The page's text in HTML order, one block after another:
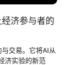
济参与者的
交易。它将AI从
济实验的新范